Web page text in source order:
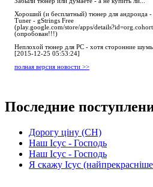
Хороший (и бесплатный) тюнер для андроида -
Tuner - gStrings Free
(play.google.com/store/apps/
(опробован!!!)
Неплохой тюнер для РС - хотя сторонние
[2015-12-25 05:53:24]
полная версия новости >>
Последние
Дорогу ціну (СН)
Наш Ісус - Господь
Наш Ісус - Господь
Я скажу Ісус